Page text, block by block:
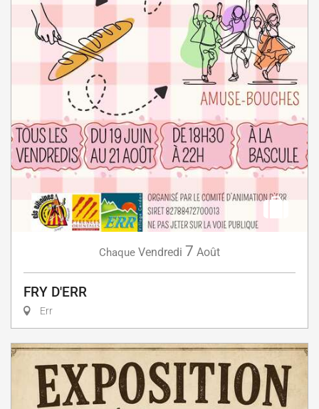
Chaque Vendredi 7 Août
FRY D'ERR
Err